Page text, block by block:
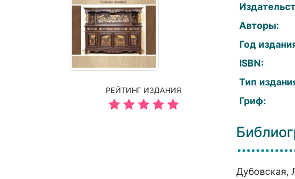
РЕЙТИНГ ИЗДАНИЯ
Авторы:
Год
ISBN:
Тип
Гриф:
Дубовская,